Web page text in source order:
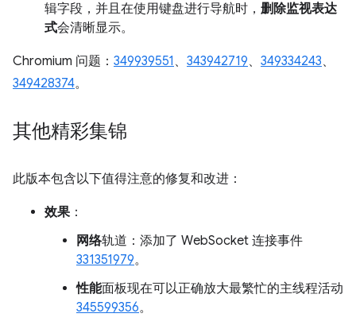
辑字段，并且在使用键盘进行导航时， 删除监视表达
式会清晰显示。
Chromium 问题： 349939551 、 343942719、 349334243、
349428374。
其他精彩集锦
此版本包含以下值得注意的修复和改进：
效果 ：
网络轨道：添加了 WebSocket 连接事件
331351979。
性能面板现在可以正确放大最繁忙的主线程活动
345599356。